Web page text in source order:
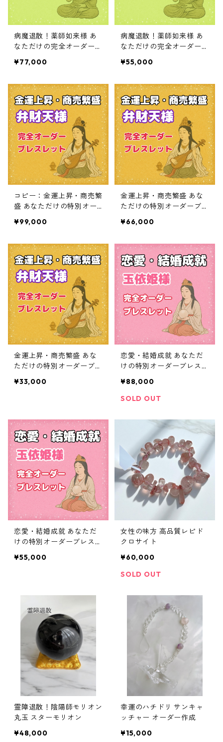
病魔退散！薬師如来様 あ
なただけの完全オーダーブ
¥77,000
病魔退散！薬師如来様 あ
なただけの完全オーダーブ
¥55,000
コピー：金運上昇・商売繁
盛 あなただけの特別オー
¥99,000
金運上昇・商売繁盛 あな
ただけの特別オーダーブレ
¥66,000
金運上昇・商売繁盛 あな
ただけの特別オーダーブレ
¥33,000
恋愛・結婚成就 あなただ
けの特別オーダーブレスレ
¥88,000
SOLD OUT
恋愛・結婚成就 あなただ
けの特別オーダーブレスレ
¥55,000
女性の味方 高品質レピド
クロサイト
¥60,000
SOLD OUT
霊障退散！陰陽師モリオン
丸玉 スターモリオン
¥48,000
幸運のハチドリ サンキャ
ッチャー オーダー作成
¥15,000